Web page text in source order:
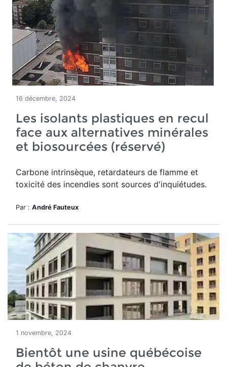
16 décembre, 2024
Les isolants plastiques en recul
face aux alternatives minérales
et biosourcées (réservé)
Carbone intrinsèque, retardateurs de flamme et
toxicité des incendies sont sources d'inquiétudes.
Par : André Fauteux
1 novembre, 2024
Bientôt une usine québécoise